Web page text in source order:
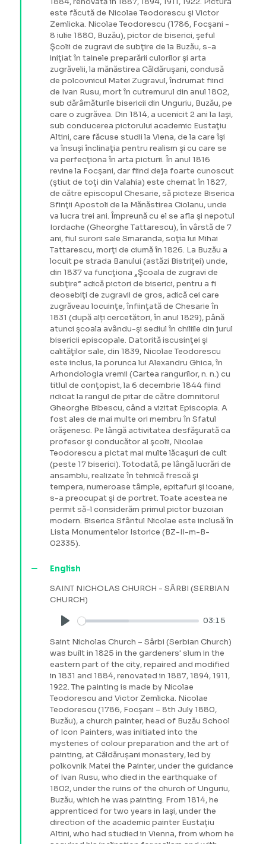
este făcută de Nicolae Teodorescu şi Victor
Zemlicka. Nicolae Teodorescu (1786, Focşani -
8 iulie 1880, Buzău), pictor de biserici, şeful
Şcolii de zugravi de subţire de la Buzău, s-a
iniţiat în tainele preparării culorilor şi arta
zugrăvelii, la mănăstirea Căldăruşani, condusă
de polcovnicul Matei Zugravul, îndrumat fiind
de Ivan Rusu, mort în cutremurul din anul 1802,
sub dărâmăturile bisericii din Unguriu, Buzău, pe
care o zugrăvea. Din 1814, a ucenicit 2 ani la Iaşi,
sub conducerea pictorului academic Eustaţiu
Altini, care făcuse studii la Viena, de la care îşi
va însuşi înclinaţia pentru realism şi cu care se
va perfecţiona în arta picturii. În anul 1816
revine la Focşani, dar fiind deja foarte cunoscut
(ştiut de toţi din Valahia) este chemat în 1827,
de către episcopul Chesarie, să picteze Biserica
Sfinţii Apostoli de la Mănăstirea Ciolanu, unde
va lucra trei ani. Împreună cu el se afla şi nepotul
Iordache (Gheorghe Tattarescu), în vârstă de 7
ani, fiul surorii sale Smaranda, soţia lui Mihai
Tattarescu, morţi de ciumă în 1826. La Buzău a
locuit pe strada Banului (astăzi Bistriţei) unde,
din 1837 va funcţiona „Şcoala de zugravi de
subţire” adică pictori de biserici, pentru a fi
deosebiţi de zugravii de gros, adică cei care
zugrăveau locuinţe, înfiinţată de Chesarie în
1831 (după alți cercetători, în anul 1829), până
atunci şcoala avându-şi sediul în chiliile din jurul
bisericii episcopale. Datorită iscusinţei şi
calităţilor sale, din 1839, Nicolae Teodorescu
este inclus, la porunca lui Alexandru Ghica, în
Arhondologia vremii (Cartea rangurilor, n. n.) cu
titlul de conţopist, la 6 decembrie 1844 fiind
ridicat la rangul de pitar de către domnitorul
Gheorghe Bibescu, când a vizitat Episcopia. A
fost ales de mai multe ori membru în Sfatul
orăşenesc. Pe lângă activitatea desfăşurată ca
profesor şi conducător al şcolii, Nicolae
Teodorescu a pictat mai multe lăcaşuri de cult
(peste 17 biserici). Totodată, pe lângă lucrări de
ansamblu, realizate în tehnică frescă şi
tempera, numeroase tâmple, epitafuri şi icoane,
s-a preocupat şi de portret. Toate acestea ne
permit să-l considerăm primul pictor buzoian
modern. Biserica Sfântul Nicolae este inclusă în
Lista Monumentelor Istorice (BZ-II-m-B-
02335).
English
SAINT NICHOLAS CHURCH - SÂRBI (SERBIAN
CHURCH)
Play
03:15
Saint Nicholas Church – Sârbi (Serbian Church)
was built in 1825 in the gardeners' slum in the
eastern part of the city, repaired and modified
in 1831 and 1884, renovated in 1887, 1894, 1911,
1922. The painting is made by Nicolae
Teodorescu and Victor Zemlicka. Nicolae
Teodorescu (1786, Focșani – 8th July 1880,
Buzău), a church painter, head of Buzău School
of Icon Painters, was initiated into the
mysteries of colour preparation and the art of
painting, at Căldărușani monastery, led by
polkovnik Matei the Painter, under the guidance
of Ivan Rusu, who died in the earthquake of
1802, under the ruins of the church of Unguriu,
Buzău, which he was painting. From 1814, he
apprenticed for two years in Iași, under the
direction of the academic painter Eustațiu
Altini, who had studied in Vienna, from whom he